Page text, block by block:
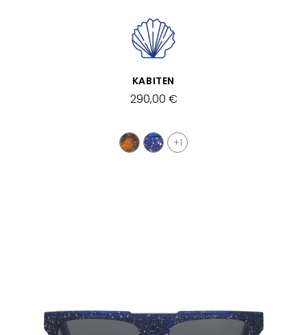
SCHNELLANSICHT
KABITEN
290,00 €
+1